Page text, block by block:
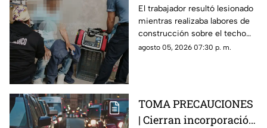
mientras trabajaba en
una azotea de San José
Buenavista
El trabajador resultó lesionado
mientras realizaba labores de
construcción sobre el techo
de una vivienda y tuvo que
agosto 05, 2026 07:30 p. m.
TOMA PRECAUCIONES
| Cierran incorporación